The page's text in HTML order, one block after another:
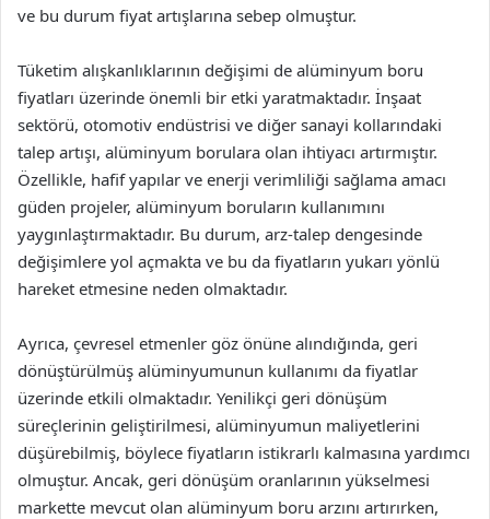
ve bu durum fiyat artışlarına sebep olmuştur.
Tüketim alışkanlıklarının değişimi de alüminyum boru
fiyatları üzerinde önemli bir etki yaratmaktadır. İnşaat
sektörü, otomotiv endüstrisi ve diğer sanayi kollarındaki
talep artışı, alüminyum borulara olan ihtiyacı artırmıştır.
Özellikle, hafif yapılar ve enerji verimliliği sağlama amacı
güden projeler, alüminyum boruların kullanımını
yaygınlaştırmaktadır. Bu durum, arz-talep dengesinde
değişimlere yol açmakta ve bu da fiyatların yukarı yönlü
hareket etmesine neden olmaktadır.
Ayrıca, çevresel etmenler göz önüne alındığında, geri
dönüştürülmüş alüminyumunun kullanımı da fiyatlar
üzerinde etkili olmaktadır. Yenilikçi geri dönüşüm
süreçlerinin geliştirilmesi, alüminyumun maliyetlerini
düşürebilmiş, böylece fiyatların istikrarlı kalmasına yardımcı
olmuştur. Ancak, geri dönüşüm oranlarının yükselmesi
markette mevcut olan alüminyum boru arzını artırırken,